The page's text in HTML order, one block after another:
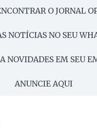
O JORNAL
NOTÍCIAS NO SEU
NOVIDADES EM SEU
ANUNCIE AQUI